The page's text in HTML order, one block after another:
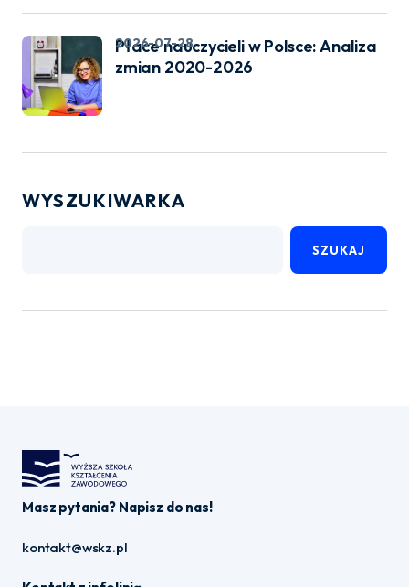
Płace nauczycieli w Polsce: Analiza
zmian 2020-2026
2026-07-28
WYSZUKIWARKA
SZUKAJ
Masz pytania? Napisz do nas!
kontakt@wskz.pl